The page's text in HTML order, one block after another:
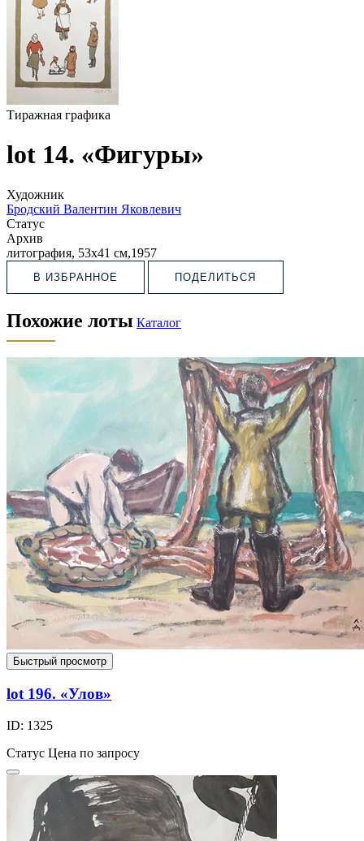
Тиражная графика
lot 14. «Фигуры»
Художник
Бродский Валентин Яковлевич
Статус
Архив
литография, 53х41 см,1957
В ИЗБРАННОЕ ПОДЕЛИТЬСЯ
Похожие лоты Каталог
Быстрый просмотр
lot 196. «Улов»
ID: 1325
Статус Цена по запросу